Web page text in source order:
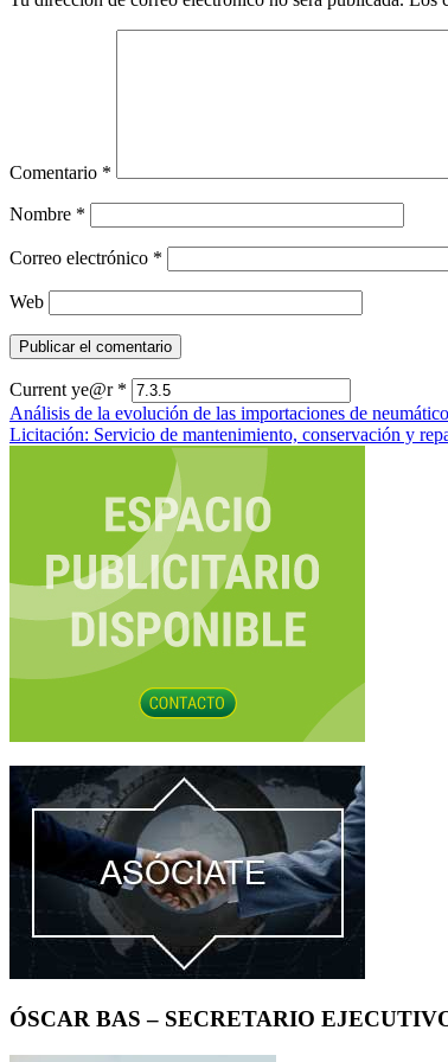
Comentario *
Nombre *
Correo electrónico *
Web
Current ye@r *
Mensajes
de
Análisis de la evolución de las importaciones de
Licitación: Servicio de mantenimiento, conservación y
ÓSCAR BAS – SECRETARIO